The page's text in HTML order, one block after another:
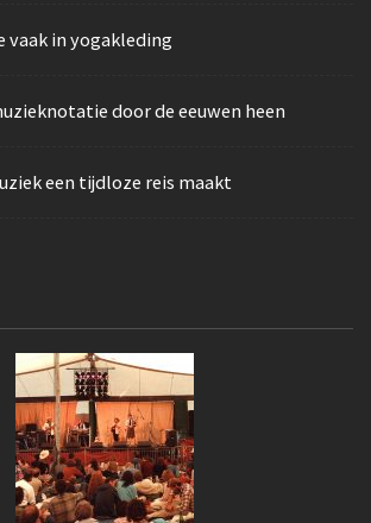
vaak in yogakleding
door de eeuwen heen
een tijdloze reis maakt